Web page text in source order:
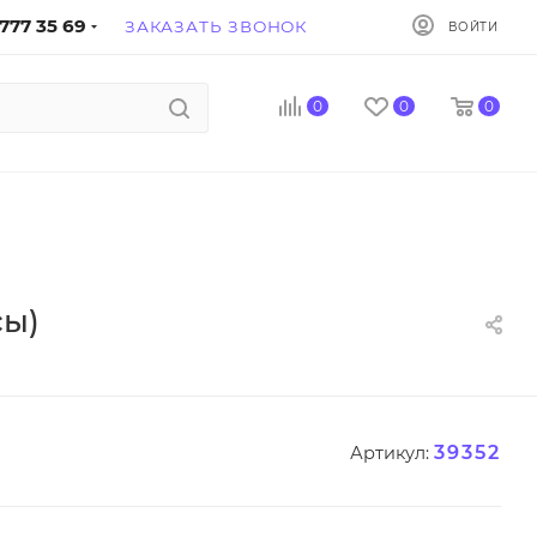
35 69 ЗАКАЗАТЬ ЗВОНОК ВОЙТИ
0 0 0
Артикул: 39352